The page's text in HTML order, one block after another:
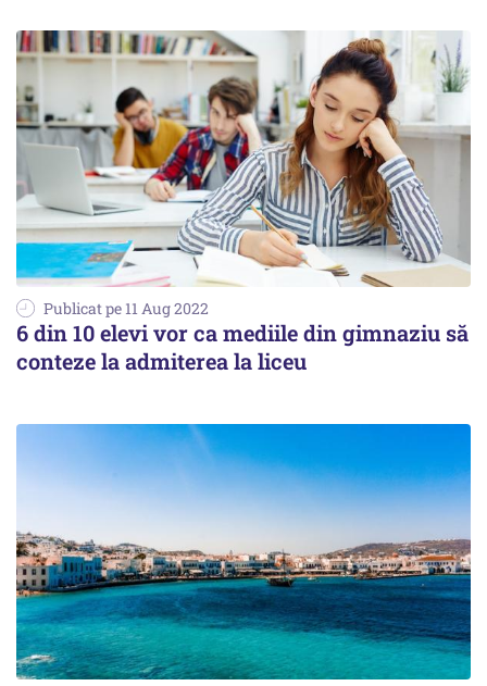
Publicat pe 11 Aug 2022
6 din 10 elevi vor ca mediile din gimnaziu să
conteze la admiterea la liceu